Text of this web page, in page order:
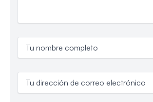
Tu nombre completo
Tu dirección de correo electrónico